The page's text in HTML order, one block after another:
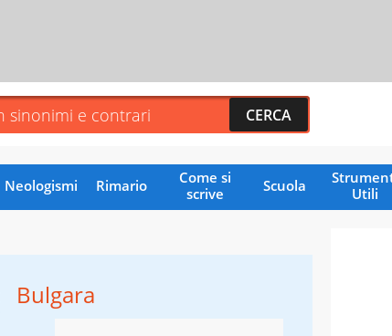
Neologismi Rimario
Come si
scrive
Scuola
Utili
Bulgara